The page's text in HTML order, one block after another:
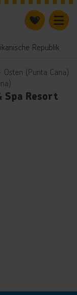
Republik
Osten (Punta Cana)
Spa Resort